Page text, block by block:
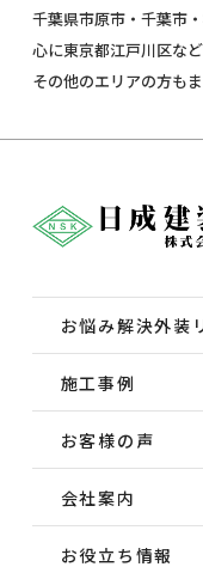
千葉県市原市・千葉市
心に東京都江戸川区な
その他のエリアの方も
お悩み解決外装
施工事例
お客様の声
会社案内
お役立ち情報